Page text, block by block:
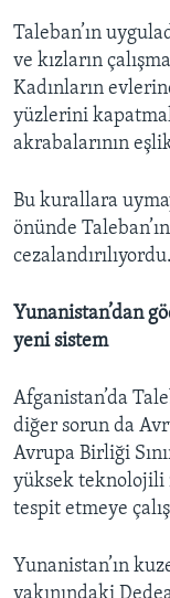
Taleban’ın
ve kızların
Kadınların
yüzlerini
akrabalarının
Bu kurallara
önünde
cezalandırılıyordu.
Yunanistan’dan
yeni sistem
Afganistan’da
diğer sorun da
Avrupa Birliği
yüksek teknolojili
tespit etmeye
Yunanistan’ın